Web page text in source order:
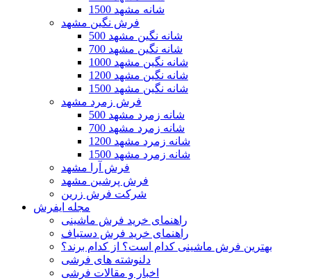
1500 شانه مشهد
فرش نگین مشهد
500 شانه نگین مشهد
700 شانه نگین مشهد
1000 شانه نگین مشهد
1200 شانه نگین مشهد
1500 شانه نگین مشهد
فرش زمرد مشهد
500 شانه زمرد مشهد
700 شانه زمرد مشهد
1200 شانه زمرد مشهد
1500 شانه زمرد مشهد
فرش آرا مشهد
فرش پرشین مشهد
شرکت فرش زرین
مجله ایفرش
راهنمای خرید فرش ماشینی
راهنمای خرید فرش دستباف
بهترین فرش ماشینی کدام است؟ از کدام برند؟
دلنوشته های فرشی
اخبار و مقالات فرشی